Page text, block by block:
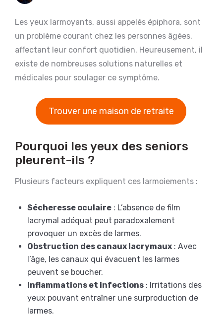
Les yeux larmoyants, aussi appelés épiphora, sont
un problème courant chez les personnes âgées,
affectant leur confort quotidien. Heureusement, il
existe de nombreuses solutions naturelles et
médicales pour soulager ce symptôme.
Trouver une maison de retraite
Pourquoi les yeux des seniors
pleurent-ils ?
Plusieurs facteurs expliquent ces larmoiements :
Sécheresse oculaire : L’absence de film
lacrymal adéquat peut paradoxalement
provoquer un excès de larmes.
Obstruction des canaux lacrymaux : Avec
l’âge, les canaux qui évacuent les larmes
peuvent se boucher.
Inflammations et infections : Irritations des
yeux pouvant entraîner une surproduction de
larmes.